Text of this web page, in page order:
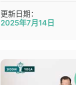
更新日期：
2025年7月14日